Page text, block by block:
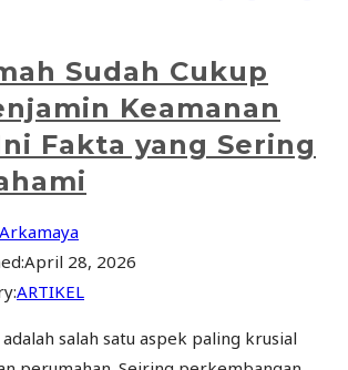
Sudah Cukup
Keamanan
Fakta yang Sering
Arkamaya
April 28, 2026
ARTIKEL
salah satu aspek paling krusial